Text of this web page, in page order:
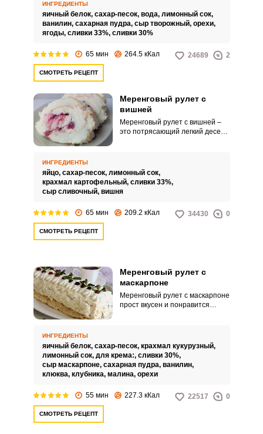
сливочным кремом, а ягодная
кислинка оттеняет сладость и
приятно освежает.
ИНГРЕДИЕНТЫ
яичный белок, сахар-песок, вода, лимонный сок,
ванилин, сахарная пудра, сыр творожный, орехи,
ягоды, сливки 33%, сливки 30%
65 мин 264.5 кКал 24689 2
СМОТРЕТЬ РЕЦЕПТ
Меренговый рулет с
вишней
Меренговый рулет с вишней –
это потрясающий легкий десерт,
обрамленного в воздушную
хрустящую меренгу.
ИНГРЕДИЕНТЫ
яйцо, сахар-песок, лимонный сок,
крахмал картофельный, сливки 33%,
сыр сливочный, вишня
65 мин 209.2 кКал 34430 0
СМОТРЕТЬ РЕЦЕПТ
Меренговый рулет с
маскарпоне
Меренговый рулет с маскарпоне
прост вкусен и понравится
среди десертов. Нежная
начинка из маскарпоне не
оставит вас равнодушными.
ИНГРЕДИЕНТЫ
яичный белок, сахар-песок, крахмал кукурузный,
лимонный сок, для крема:, сливки 30%,
сыр маскарпоне, сахарная пудра, ванилин,
клюква, клубника, малина, орехи
55 мин 227.3 кКал 22517 0
СМОТРЕТЬ РЕЦЕПТ